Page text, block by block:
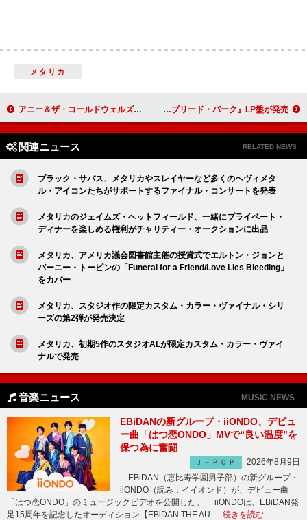
メタリカ
アニー＆ザ・コールドウェルズ、デヴィッド・バーンのレーベルより最新AL『Can’t Lose My (Soul)』を発売 ソウル・フラワー・ユニオン前身バンド、ニューエスト・モデル『クロスブリード・パーク』LP盤が発売
関連ニュース RELATED NEWS
ブラック・サバス、メタリカやスレイヤーなど多くのヘヴィメタ
ル・アイコンたちがサポートするファイナル・コンサートを発表
メタリカのジェイムズ・ヘットフィールド、一緒にプライベート・
ディナーを楽しめる権利がチャリティー・オークションに出品
メタリカ、アメリカ議会図書館主催の授賞式でエルトン・ジョンと
バーニー・トーピンの「Funeral for a Friend/Love Lies Bleeding」
をカバー
メタリカ、スタジオ作の限定カスタム・カラー・ヴァイナル・シリ
ーズの第2弾が発売決定
メタリカ、初期5作のスタジオALが限定カスタム・カラー・ヴァイ
ナルで発売
音楽ニュース MUSIC NEWS
EBiDANの新グループ・iiONDO、デビュ
ー曲「はつ恋ONDO」MVで“良い温度”を
保つ為に奮闘
Ｊ－ＰＯＰ
2026年8月9日
EBiDAN（恵比寿学園男子部）の新グループ・
iiONDO（読み：イイオンド）が、デビュー曲
「はつ恋ONDO」のミュージックビデオを公開した。 iiONDOは、EBiDAN発
足15周年を記念したオーディション【EBiDAN THE AU … 続きを読む